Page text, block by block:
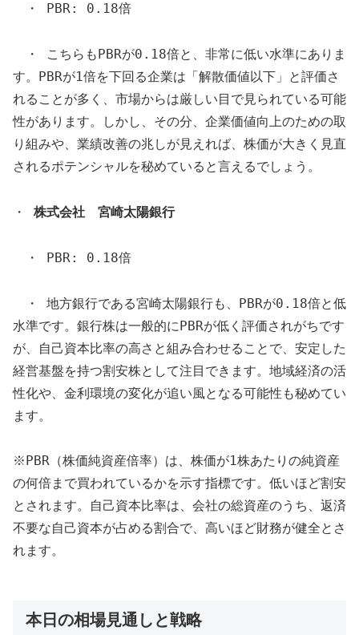
・ PBR: 0.18倍
・ こちらもPBRが0.18倍と、非常に低い水準にありま
す。PBRが1倍を下回る企業は「解散価値以下」と評価さ
れることが多く、市場からは厳しい目で見られている可能
性があります。しかし、その分、企業価値向上のための取
り組みや、業績改善の兆しが見えれば、株価が大きく見直
されるポテンシャルを秘めていると言えるでしょう。
・ 株式会社 宮崎太陽銀行
・ PBR: 0.18倍
・ 地方銀行である宮崎太陽銀行も、PBRが0.18倍と低
水準です。銀行株は一般的にPBRが低く評価されがちです
が、自己資本比率の高さと組み合わせることで、安定した
経営基盤を持つ割安株として注目できます。地域経済の活
性化や、金利環境の変化が追い風となる可能性も秘めてい
ます。
※PBR（株価純資産倍率）は、株価が1株あたりの純資産
の何倍まで買われているかを示す指標です。低いほど割安
とされます。自己資本比率は、会社の総資産のうち、返済
不要な自己資本が占める割合で、高いほど財務が健全とさ
れます。
本日の相場見通しと戦略